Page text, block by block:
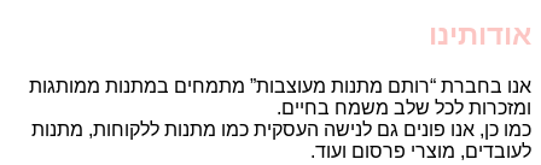
אודותינו
אנו בחברת “רותם מתנות מעוצבות” מתמחים במתנות ממותגות
ומזכרות לכל שלב משמח בחיים.
כמו כן, אנו פונים גם לנישה העסקית כמו מתנות ללקוחות, מתנות
לעובדים, מוצרי פרסום ועוד.